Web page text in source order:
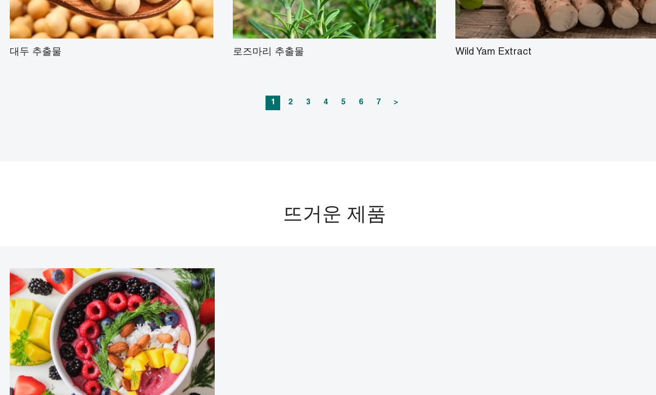
대두 추출물 로즈마리 추출물 Wild Yam Extract
1 2 3 4 5 6 7 >
뜨거운 제품
유기 칠면조 꼬리 버섯 분말
유기농 에피미디움 분말
유기 은행나무 빌로바 분말
유기 버섯 분말